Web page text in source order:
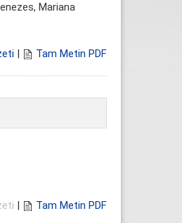
Mariana
| Tam Metin PDF
| Tam Metin PDF